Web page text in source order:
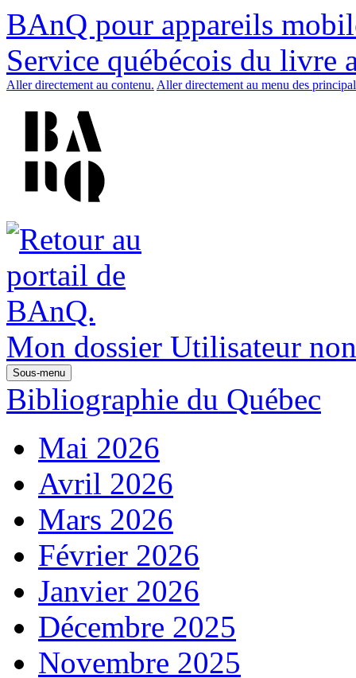
BAnQ pour appareils
Service québécois du livre
Aller directement au contenu. Aller directement au menu des
Mon dossier Utilisateur
Sous-menu
Bibliographie du Québec
Mai 2026
Avril 2026
Mars 2026
Février 2026
Janvier 2026
Décembre 2025
Novembre 2025